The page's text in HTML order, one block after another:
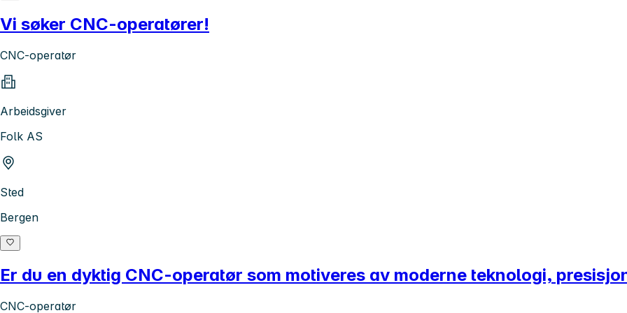
Vi søker CNC-operatører!
CNC-operatør
Arbeidsgiver
Folk AS
Sted
Bergen
Er du en dyktig CNC-operatør som motiveres av moderne teknologi,
CNC-operatør